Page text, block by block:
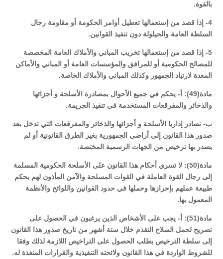
بالقوة.
4- إذا قصد من إستعمالها تعطيل أوامر الحكومة أو مقاومة رجال
السلطة العامة والحيلولة دون تنفيذ القوانين.
5- إذا قصد من إستعمالها تخريب المباني والأملاك العامة المخصصة
للمصالح الحكومية أو للمرافق والمؤسسات العامة أو المباني والأماكن
المعدة لارتياد الجمهور وكذلك المباني والأملاك الخاصة.
مادة(49): أ- يحكم في جميع الأحوال بمصادرة الأسلحة و أجزائها
والذخائر والمفرقعات المستخدمة في تنفيذ الجريمة.
ب- تصادر إداريا الأسلحة و أجزائها والذخائر والمفرقعات التي تدخل بعد
صدور هذا القانون إلى أراضي الجمهورية بغير الطرق القانونية أو لم
يصدر بها ترخيص من الجهات الرسمية المختصة.
مادة(50): لا تسري أحكام هذا القانون على الأسلحة الحكومية المسلمة
إلى رجال القوة العاملة في القوات المسلحة والآمن المأذون لهم بحكم
طبيعة عملهم بإحرازها وحملها في حدود القوانين واللوائح والأنظمة
المعمول بها.
مادة(51): أ- يجب على الأشخاص الذين يرغبون في الحصول على
تصريح لحمل السلاح التقدم خلال ستة أشهر من تاريخ صدور هذا القانون
إلى سلطة الترخيص بطلب الحصول على التراخيص اللازمة لذلك وفقا
للشروط الواردة في هذا القانون ولائحته التنفيذية والقرارات المنفذة له.